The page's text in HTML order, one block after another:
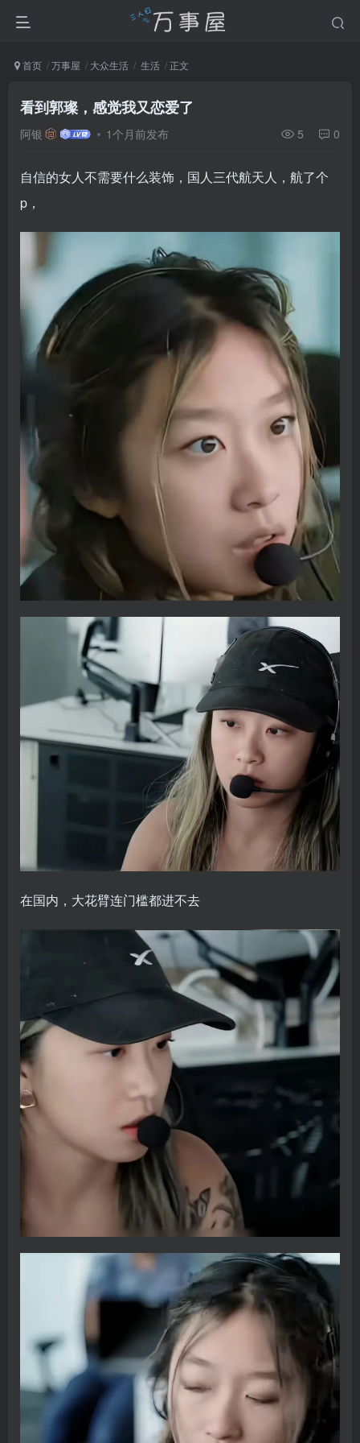
首页 万事屋 大众生活 生活 正文
看到郭璨，感觉我又恋爱了
阿银 1个月前发布 5 0
自信的女人不需要什么装饰，国人三代航天人，航了个
p，
在国内，大花臂连门槛都进不去